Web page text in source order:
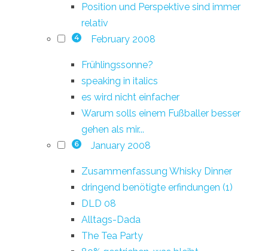
Position und Perspektive sind immer
relativ
4 February 2008
Frühlingssonne?
speaking in italics
es wird nicht einfacher
Warum solls einem Fußballer besser
gehen als mir...
6 January 2008
Zusammenfassung Whisky Dinner
dringend benötigte erfindungen (1)
DLD 08
Alltags-Dada
The Tea Party